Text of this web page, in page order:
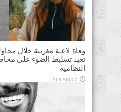
وفاة لاعبة مغربية خلال
تعيد تسليط الضوء على
النظامية
2026/08/02